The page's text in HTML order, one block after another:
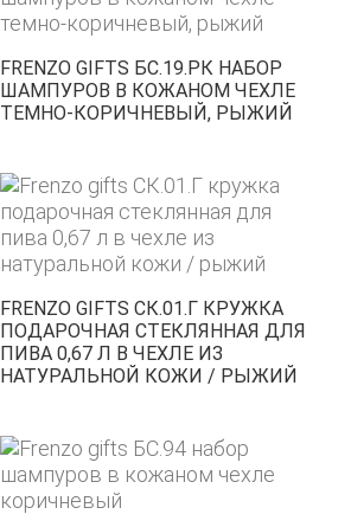
FRENZO GIFTS БС.19.РК НАБОР
ШАМПУРОВ В КОЖАНОМ ЧЕХЛЕ
ТЕМНО-КОРИЧНЕВЫЙ, РЫЖИЙ
FRENZO GIFTS СК.01.Г КРУЖКА
ПОДАРОЧНАЯ СТЕКЛЯННАЯ ДЛЯ
ПИВА 0,67 Л В ЧЕХЛЕ ИЗ
НАТУРАЛЬНОЙ КОЖИ / РЫЖИЙ